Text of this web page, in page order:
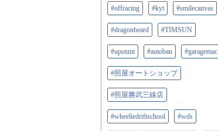
#offracing #kyt #smilecanvas
#dragonbeard #TIMSUN
#upstunt #autoban #garagemac
#照屋オートショップ
#照屋勝武三線店
#wheeliedriftschool #wds